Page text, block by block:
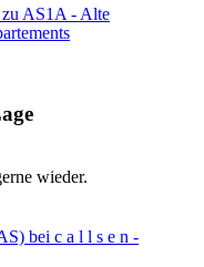
AS1A - Alte
wieder.
bei c a l l s e n -